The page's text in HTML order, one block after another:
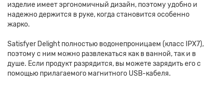
изделие имеет эргономичный дизайн, поэтому удобно и
надежно держится в руке, когда становится особенно
жарко.
Satisfyer Delight полностью водонепроницаем (класс IPX7),
поэтому с ним можно развлекаться как в ванной, так и в
душе. Если продукт разрядится, вы можете зарядить его с
помощью прилагаемого магнитного USB-кабеля.